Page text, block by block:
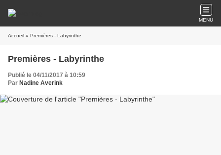
MENU
Accueil » Premières - Labyrinthe
Premières - Labyrinthe
Publié le 04/11/2017 à 10:59
Par Nadine Averink